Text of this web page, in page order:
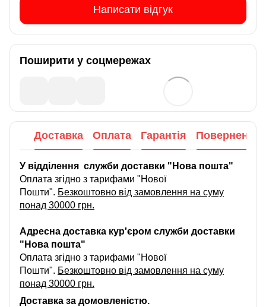
Написати відгук
Поширити у соцмережах
Доставка Оплата Гарантія Повернення
У відділення служби доставки "Нова пошта"
Оплата згідно з тарифами "Нової
Пошти". Безкоштовно від замовлення на суму
понад 30000 грн.
Адресна доставка кур'єром служби доставки
"Нова пошта"
Оплата згідно з тарифами "Нової
Пошти". Безкоштовно від замовлення на суму
понад 30000 грн.
Доставка за домовленістю.